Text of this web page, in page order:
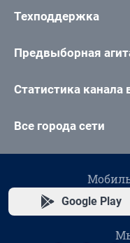
Техподдержка
Предвыборная
Статистика канала
Все города сети
Google Play